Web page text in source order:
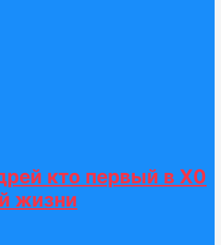
кто первый в Х0
жизни